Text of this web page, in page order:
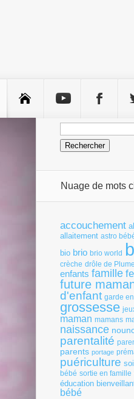
Rechercher :
Nuage de mots
accouchement
allaitement astro
bio brio brio world
crèche drôle de Plume
enfants famille
future
d'enfant garde
grossesse
maman mamans
naissance
parentalité
parents portage
puériculture
bébé sortie en famille
éducation
bébé